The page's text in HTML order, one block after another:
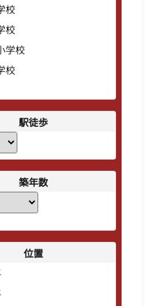
校
校
学校
校
駅徒歩
築年数
位置